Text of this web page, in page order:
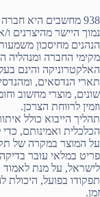
938 מחשבים היא
נמוך היישר מהיצרנים
הנהנים מחיסכון
מקימי החברה ומנהליה
שונים, מוצרי מחשוב
וזמין לרווחת הצרכן.
תהליך הייבוא כולל
הכלכלית ואמינותם,
פריט במלאי עובר
לישראל, על מנת לאמוד
תפקודו בפועל, היכולת
זמן.